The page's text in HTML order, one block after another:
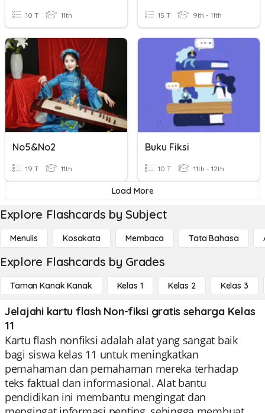
10 T 11th 15 T 9th - 11th
No5&no2
19 T 11th
Buku Fiksi
10 T 11th - 12th
Load More
Explore Flashcards by Subject
Menulis Kosakata Membaca Tata Bahasa
Explore Flashcards by Grades
Taman Kanak Kanak Kelas 1 Kelas 2 Kelas 3
Jelajahi kartu flash Non-fiksi gratis seharga Kelas
11
Kartu flash nonfiksi adalah alat yang sangat baik
bagi siswa kelas 11 untuk meningkatkan
pemahaman dan pemahaman mereka terhadap
teks faktual dan informasional. Alat bantu
pendidikan ini membantu mengingat dan